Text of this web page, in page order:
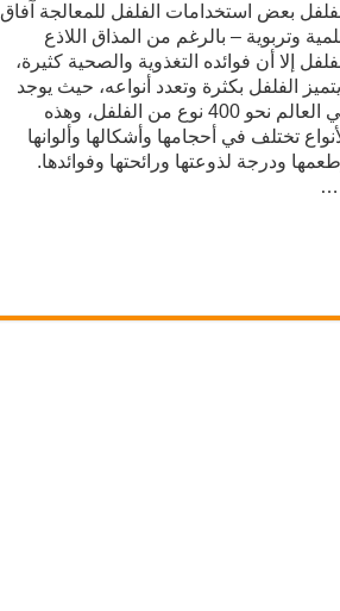
بعض استخدامات الفلفل للمعالجة آفاق
وتربوية – بالرغم من المذاق اللاذع
إلا أن فوائده التغذوية والصحية كثيرة،
الفلفل بكثرة وتعدد أنواعه، حيث يوجد
في العالم نحو 400 نوع من الفلفل، وهذه
تختلف في أحجامها وأشكالها وألوانها
ودرجة لذوعتها ورائحتها وفوائدها.
…